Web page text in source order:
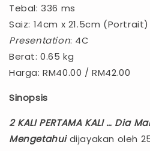
Tebal: 336 ms
Saiz: 14cm x 21.5cm (Portrait)
Presentation: 4C
Berat: 0.65 kg
Harga: RM40.00 / RM42.00
Sinopsis
2 KALI PERTAMA KALI … Dia
Mengetahuidijayakan oleh